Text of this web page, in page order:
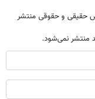
حقیقی و حقوقی منتشر
منتشر نمی‌شود.